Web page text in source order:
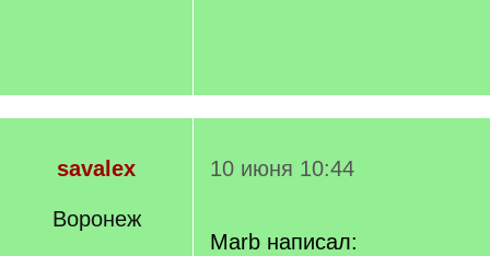
savalex
Воронеж
10 июня 10:44
Marb написал: